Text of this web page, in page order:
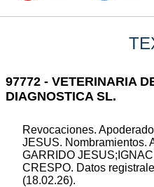
97772 - VETERINARIA
DIAGNOSTICA SL.
Revocaciones.
JESUS. Nombramientos.
GARRIDO
CRESPO. Datos
(18.02.26).